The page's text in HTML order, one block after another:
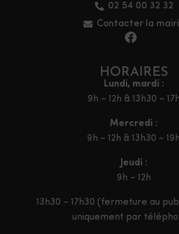
02 54 00 32 32
Contacter la
HORAIRES
Lundi, mardi :
9h – 12h & 13h30 – 17h
Mercredi :
9h – 12h & 13h30 – 19h
Jeudi :
9h – 12h
13h30 – 17h30 (fermeture au
uniquement par